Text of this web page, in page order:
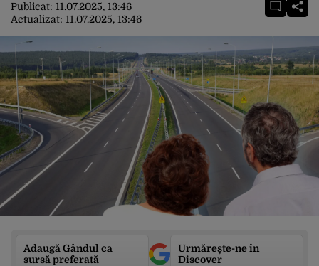
Publicat: 11.07.2025, 13:46
Actualizat: 11.07.2025, 13:46
Adaugă Gândul ca
sursă preferată
Urmărește-ne în
Discover